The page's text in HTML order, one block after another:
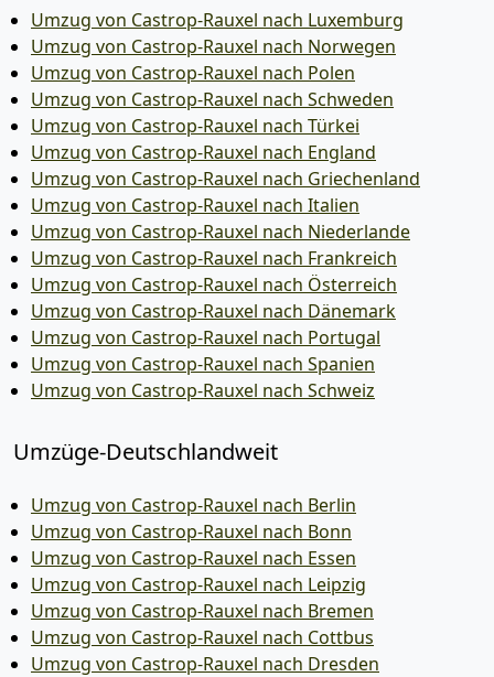
Umzug von Castrop-Rauxel nach Luxemburg
Umzug von Castrop-Rauxel nach Norwegen
Umzug von Castrop-Rauxel nach Polen
Umzug von Castrop-Rauxel nach Schweden
Umzug von Castrop-Rauxel nach Türkei
Umzug von Castrop-Rauxel nach England
Umzug von Castrop-Rauxel nach Griechenland
Umzug von Castrop-Rauxel nach Italien
Umzug von Castrop-Rauxel nach Niederlande
Umzug von Castrop-Rauxel nach Frankreich
Umzug von Castrop-Rauxel nach Österreich
Umzug von Castrop-Rauxel nach Dänemark
Umzug von Castrop-Rauxel nach Portugal
Umzug von Castrop-Rauxel nach Spanien
Umzug von Castrop-Rauxel nach Schweiz
Umzüge-Deutschlandweit
Umzug von Castrop-Rauxel nach Berlin
Umzug von Castrop-Rauxel nach Bonn
Umzug von Castrop-Rauxel nach Essen
Umzug von Castrop-Rauxel nach Leipzig
Umzug von Castrop-Rauxel nach Bremen
Umzug von Castrop-Rauxel nach Cottbus
Umzug von Castrop-Rauxel nach Dresden